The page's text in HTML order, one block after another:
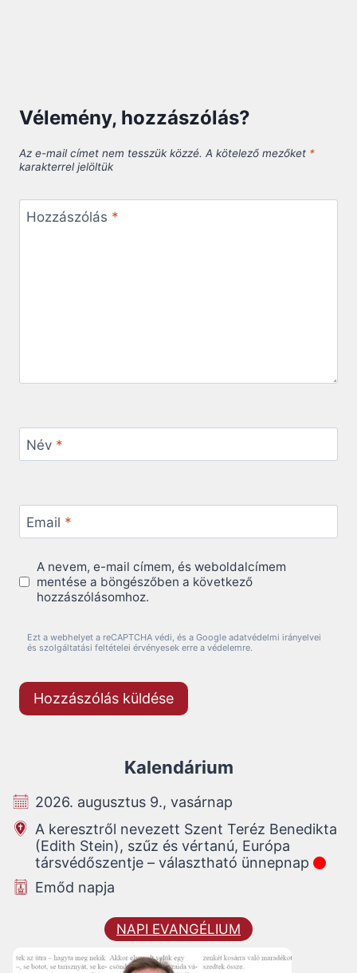
Vélemény, hozzászólás?
Az e-mail címet nem tesszük közzé. A kötelező mezőket *
karakterrel jelöltük
Hozzászólás *
Név *
Email *
A nevem, e-mail címem, és weboldalcímem
mentése a böngészőben a következő
hozzászólásomhoz.
Ezt a webhelyet a reCAPTCHA védi, és a Google adatvédelmi irányelvei
és szolgáltatási feltételei érvényesek erre a védelemre.
Kalendárium
2026. augusztus 9., vasárnap
A keresztről nevezett Szent Teréz Benedikta
(Edith Stein), szűz és vértanú, Európa
társvédőszentje – választható ünnepnap
Emőd napja
NAPI EVANGÉLIUM